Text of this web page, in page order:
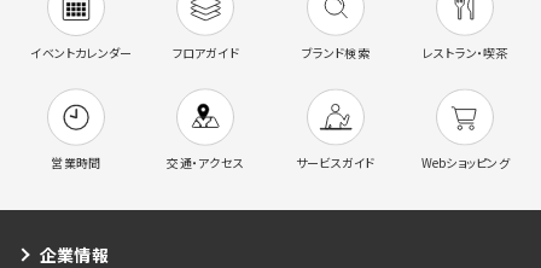
イベントカレンダー フロアガイド ブランド検索 レストラン・喫茶
営業時間 交通・アクセス サービスガイド Webショッピング
企業情報